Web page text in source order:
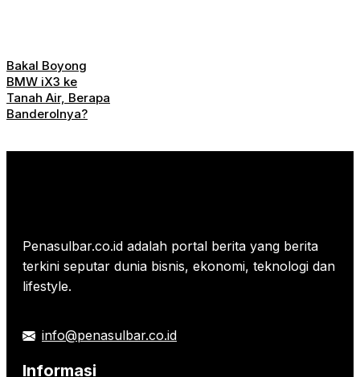
Bakal Boyong
BMW iX3 ke
Tanah Air, Berapa
Banderolnya?
Penasulbar.co.id adalah portal berita yang berita
terkini seputar dunia bisnis, ekonomi, teknologi dan
lifestyle.
info@penasulbar.co.id
Informasi